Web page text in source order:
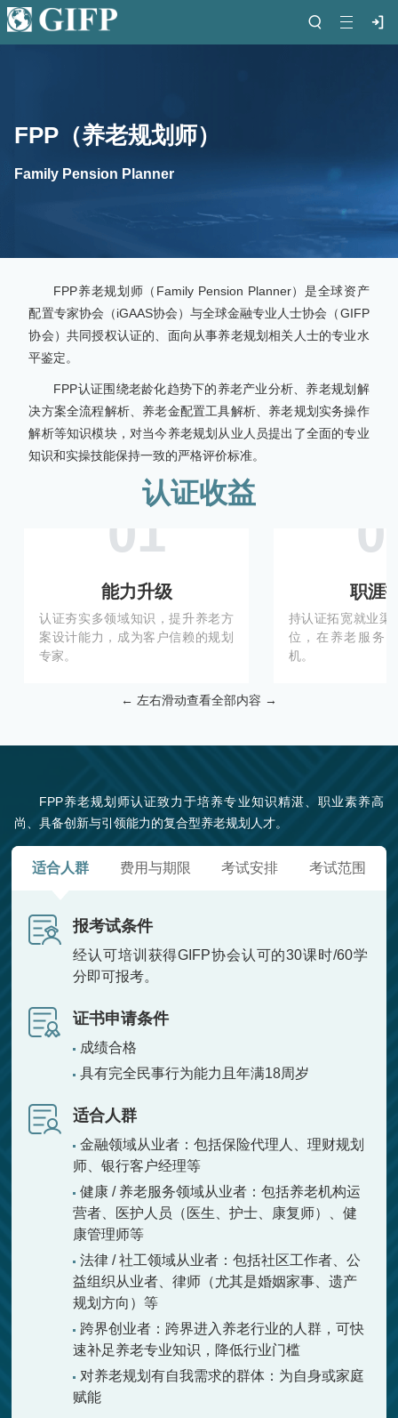
FPP（养老规划师）
Family Pension Planner
FPP养老规划师（Family Pension Planner）是全球资产
配置专家协会（iGAAS协会）与全球金融专业人士协会（GIFP
协会）共同授权认证的、面向从事养老规划相关人士的专业水
平鉴定。
FPP认证围绕老龄化趋势下的养老产业分析、养老规划解
决方案全流程解析、养老金配置工具解析、养老规划实务操作
解析等知识模块，对当今养老规划从业人员提出了全面的专业
知识和实操技能保持一致的严格评价标准。
认证收益
能力升级
认证夯实多领域知识，提升养老方
案设计能力，成为客户信赖的规划
专家。
职涯
持认证拓宽就业渠
位，在养老服务
机。
← 左右滑动查看全部内容 →
FPP养老规划师认证致力于培养专业知识精湛、职业素养高
尚、具备创新与引领能力的复合型养老规划人才。
适合人群 费用与期限 考试安排 考试范围
报考试条件
经认可培训获得GIFP协会认可的30课时/60学
分即可报考。
证书申请条件
成绩合格
具有完全民事行为能力且年满18周岁
适合人群
金融领域从业者：包括保险代理人、理财规划
师、银行客户经理等
健康 / 养老服务领域从业者：包括养老机构运
营者、医护人员（医生、护士、康复师）、健
康管理师等
法律 / 社工领域从业者：包括社区工作者、公
益组织从业者、律师（尤其是婚姻家事、遗产
规划方向）等
跨界创业者：跨界进入养老行业的人群，可快
速补足养老专业知识，降低行业门槛
对养老规划有自我需求的群体：为自身或家庭
赋能